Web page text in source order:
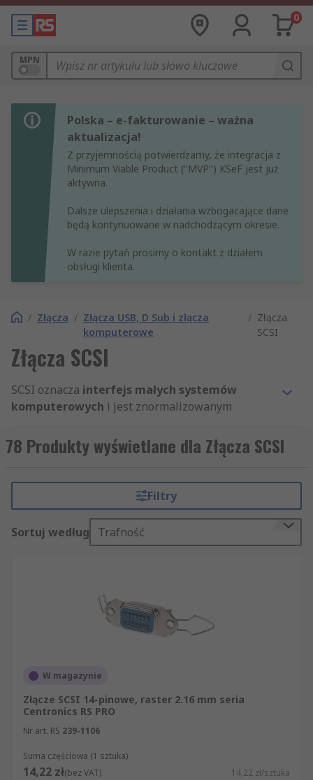
0
MPN
Polska – e-fakturowanie – ważna
aktualizacja!
Z przyjemnością potwierdzamy, że integracja z
Minimum Viable Product ("MVP") KSeF jest już
aktywna.
Dalsze ulepszenia i działania wzbogacające dane
będą kontynuowane w nadchodzącym okresie.
W razie pytań prosimy o kontakt z działem
obsługi klienta.
/ Złącza / Złącza USB, D Sub i złącza
komputerowe
/ Złącza
SCSI
Złącza SCSI
SCSI oznacza interfejs małych systemów
komputerowych i jest znormalizowanym
niektórymi komputerami i urządzeniami
peryferyjnymi. Złącza SCSI, często określane jako
zastosowaniach domowych i przemysłowych, i
rozwinęły się przez wiele iteracji. Mogą być
używane na przykład do podłączania płyt
głównych do dysków twardych.
zwykle używane do łączenia komponentów
wewnątrz komputera. Popularnym przykładem są
Dostępne są różne styki i odstępy między
stykami, aby umożliwić wybór odpowiedniego
złącza SCSI do danego zastosowania.
78 Produkty wyświetlane dla Złącza SCSI
Filtry
Sortuj według Trafność
W magazynie
Złącze SCSI 14-pinowe, raster 2.16 mm seria
Centronics RS PRO
Nr art. RS 239-1106
Suma częściowa (1 sztuka)
14,22 zł(bez VAT) 14,22 zł/sztuka